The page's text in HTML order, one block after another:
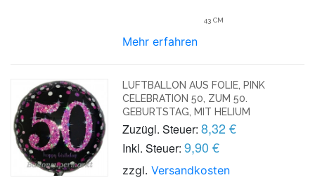
43 CM
Mehr erfahren
LUFTBALLON AUS FOLIE, PINK
CELEBRATION 50, ZUM 50.
GEBURTSTAG, MIT HELIUM
Zuzügl. Steuer: 8,32 €
Inkl. Steuer: 9,90 €
zzgl.Versandkosten